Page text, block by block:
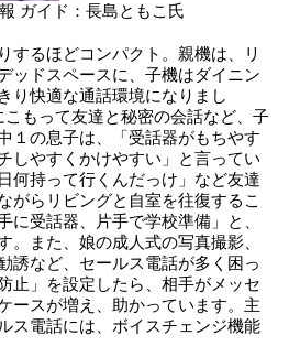
ガイド：長島ともこ氏
するほどコンパクト。親機は、リ
ッドスペースに、子機はダイニン
り快適な通話環境になりまし
もって友達と秘密の会話など、子
１の息子は、「受話器がもちやす
しやすくかけやすい」と言ってい
何持って行くんだっけ」など友達
がらリビングと自室を往復するこ
に受話器、片手で学校準備」と、
。また、娘の成人式の写真撮影、
誘など、セールス電話が多く困っ
止」を設定したら、相手がメッセ
ースが増え、助かっています。主
ス電話には、ボイスチェンジ機能